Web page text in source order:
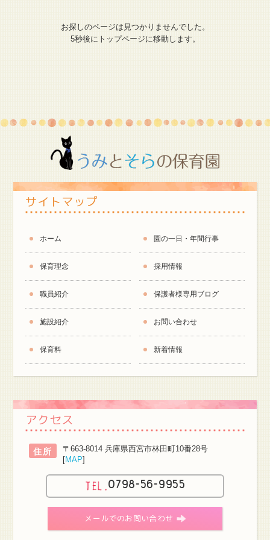
護者様専用ブログ
お探しのページは見つかりませんでした。
5秒後にトップページに移動します。
サイトマップ
ホーム
保育理念
職員紹介
施設紹介
保育料
園の一日・年間行事
採用情報
保護者様専用ブログ
お問い合わせ
新着情報
アクセス
住所
〒663-8014 兵庫県西宮市林田町10番28号
[MAP]
0798-56-9955
メールでのお問い合わせ